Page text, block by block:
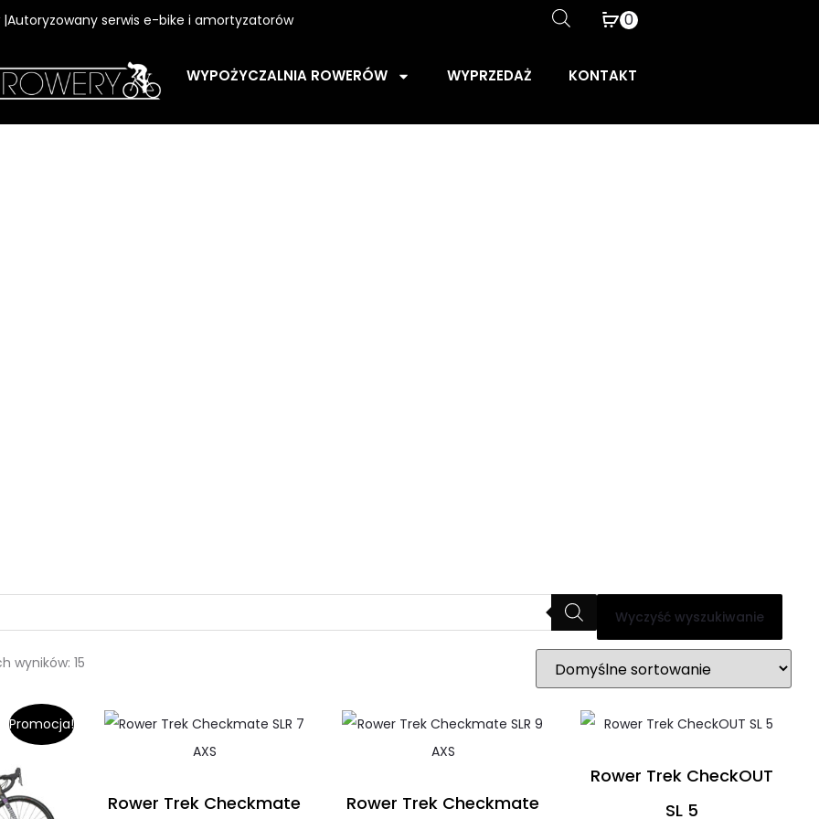
serwis e-bike i amortyzatorów 0
WYPOŻYCZALNIA ROWERÓW WYPRZEDAŻ KONTAKT
Wyczyść wyszukiwanie
wyników: 15
Promocja!
Rower Trek Checkmate Rower Trek Checkmate
Rower Trek CheckOUT
SL 5